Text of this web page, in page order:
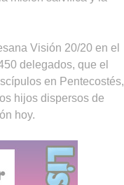
Visión 20/20 en el
delegados, que el
en Pentecostés,
hijos dispersos de
hoy.